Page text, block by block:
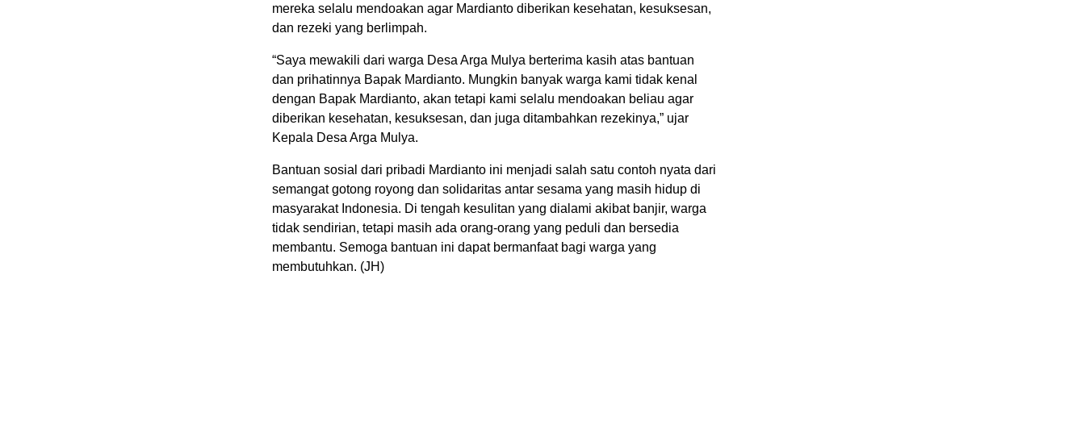
mereka selalu mendoakan agar Mardianto diberikan kesehatan, kesuksesan,
dan rezeki yang berlimpah.
“Saya mewakili dari warga Desa Arga Mulya berterima kasih atas bantuan
dan prihatinnya Bapak Mardianto. Mungkin banyak warga kami tidak kenal
dengan Bapak Mardianto, akan tetapi kami selalu mendoakan beliau agar
diberikan kesehatan, kesuksesan, dan juga ditambahkan rezekinya,” ujar
Kepala Desa Arga Mulya.
Bantuan sosial dari pribadi Mardianto ini menjadi salah satu contoh nyata dari
semangat gotong royong dan solidaritas antar sesama yang masih hidup di
masyarakat Indonesia. Di tengah kesulitan yang dialami akibat banjir, warga
tidak sendirian, tetapi masih ada orang-orang yang peduli dan bersedia
membantu. Semoga bantuan ini dapat bermanfaat bagi warga yang
membutuhkan. (JH)